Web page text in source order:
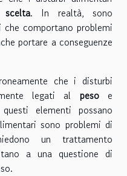
scelta. In realtà, sono
comportano problemi
portare a conseguenze
che i disturbi
legati al pesoe
elementi possano
sono problemi di
un trattamento
a una questione di